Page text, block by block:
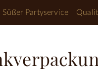
Süßer Partyservice